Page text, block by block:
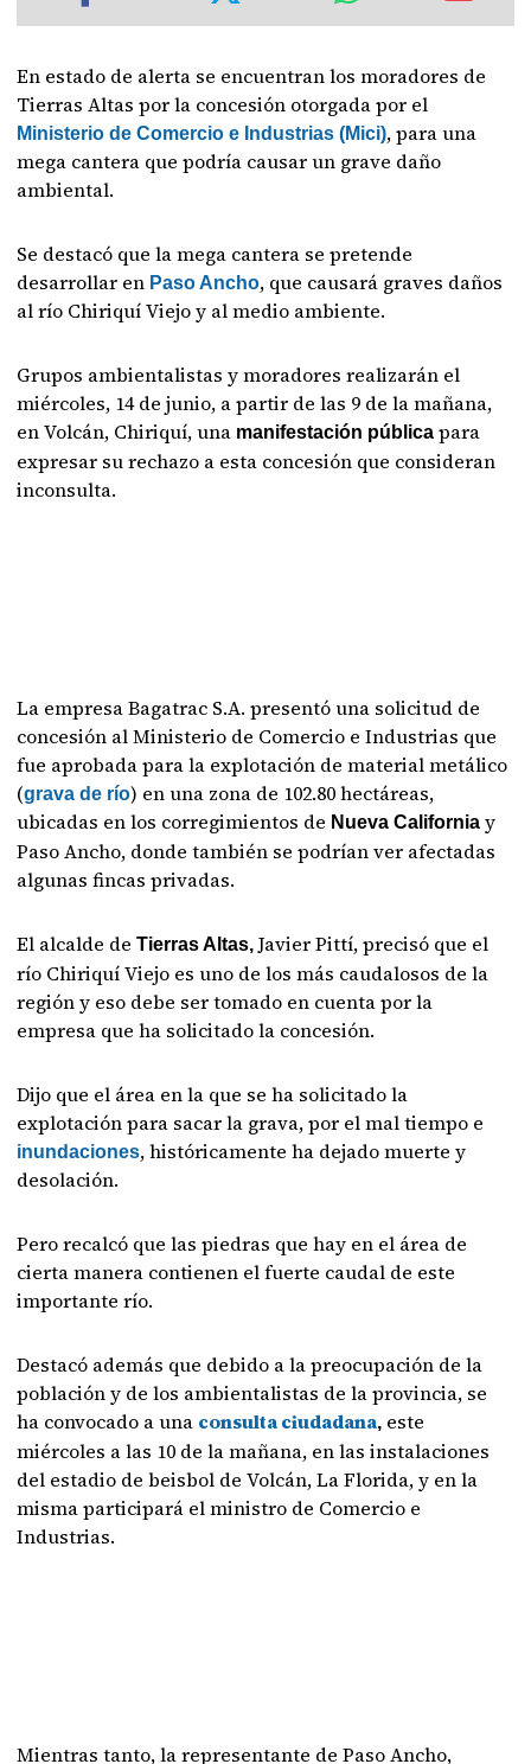
En estado de alerta se encuentran los moradores de
Tierras Altas por la concesión otorgada por el
Ministerio de Comercio e Industrias (Mici), para una
mega cantera que podría causar un grave daño
ambiental.
Se destacó que la mega cantera se pretende
desarrollar en Paso Ancho, que causará graves daños
al río Chiriquí Viejo y al medio ambiente.
Grupos ambientalistas y moradores realizarán el
miércoles, 14 de junio, a partir de las 9 de la mañana,
en Volcán, Chiriquí, una manifestación públicapara
expresar su rechazo a esta concesión que consideran
inconsulta.
La empresa Bagatrac S.A. presentó una solicitud de
concesión al Ministerio de Comercio e Industrias que
fue aprobada para la explotación de material metálico
(grava de río) en una zona de 102.80 hectáreas,
ubicadas en los corregimientos de Nueva California y
Paso Ancho, donde también se podrían ver afectadas
algunas fincas privadas.
El alcalde deTierras Altas,Javier Pittí, precisó que el
río Chiriquí Viejo es uno de los más caudalosos de la
región y eso debe ser tomado en cuenta por la
empresa que ha solicitado la concesión.
Dijo que el área en la que se ha solicitado la
explotación para sacar la grava, por el mal tiempo e
inundaciones, históricamente ha dejado muerte y
desolación.
Pero recalcó que las piedras que hay en el área de
cierta manera contienen el fuerte caudal de este
importante río.
Destacó además que debido a la preocupación de la
población y de los ambientalistas de la provincia, se
ha convocado a una consulta ciudadana, este
miércoles a las 10 de la mañana, en las instalaciones
del estadio de beisbol de Volcán, La Florida, y en la
misma participará el ministro de Comercio e
Industrias.
Mientras tanto, la representante de Paso Ancho,